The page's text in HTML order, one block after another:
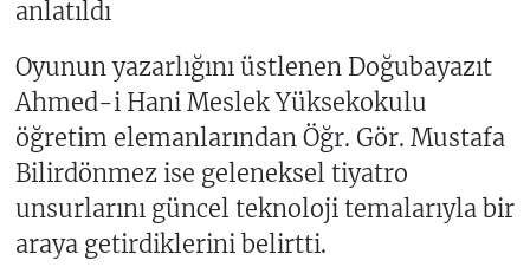
anlatıldı
Oyunun yazarlığını üstlenen Doğubayazıt
Ahmed-i Hani Meslek Yüksekokulu
öğretim elemanlarından Öğr. Gör. Mustafa
Bilirdönmez ise geleneksel tiyatro
unsurlarını güncel teknoloji temalarıyla bir
araya getirdiklerini belirtti.